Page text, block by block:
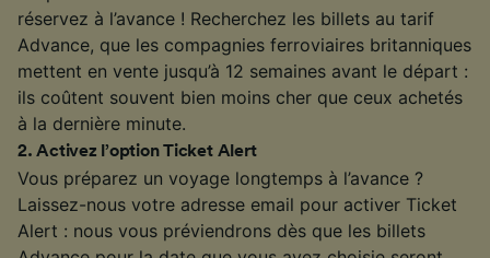
réservez à l’avance ! Recherchez les billets au tarif
Advance, que les compagnies ferroviaires britanniques
mettent en vente jusqu’à 12 semaines avant le départ :
ils coûtent souvent bien moins cher que ceux achetés
à la dernière minute.
2.Activez l’option Ticket Alert
Vous préparez un voyage longtemps à l’avance ?
Laissez-nous votre adresse email pour activer Ticket
Alert : nous vous préviendrons dès que les billets